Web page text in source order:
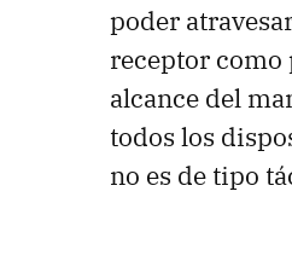
poder
receptor como
alcance del
todos los
no es de tipo